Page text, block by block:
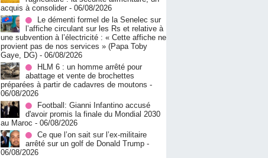
acquis à consolider - 06/08/2026
Le démenti formel de la Senelec sur
l’affiche circulant sur les Rs et relative à
une subvention à l’électricité : « Cette affiche ne
provient pas de nos services » (Papa Toby
Gaye, DG) - 06/08/2026
HLM 6 : un homme arrêté pour
abattage et vente de brochettes
préparées à partir de cadavres de moutons -
06/08/2026
Football: Gianni Infantino accusé
d'avoir promis la finale du Mondial 2030
au Maroc - 06/08/2026
Ce que l’on sait sur l’ex-militaire
arrêté sur un golf de Donald Trump -
06/08/2026